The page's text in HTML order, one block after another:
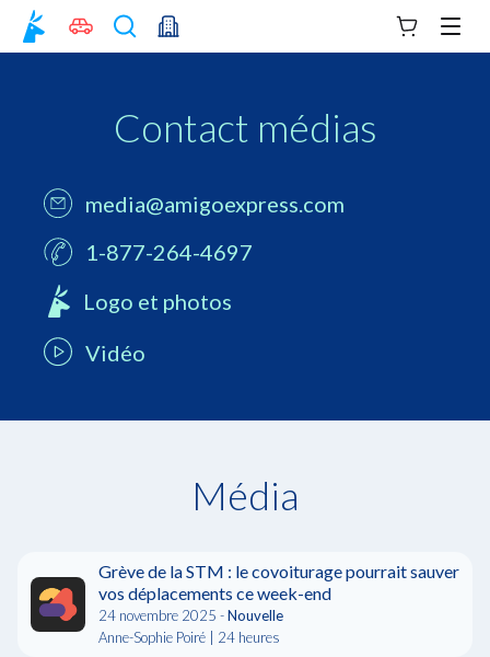
Votre panier
Contact médias
media@amigoexpress.com
1-877-264-4697
Logo et photos
Vidéo
Média
Grève de la STM : le covoiturage pourrait sauver
vos déplacements ce week-end
24 novembre 2025 -Nouvelle
Anne-Sophie Poiré | 24 heures